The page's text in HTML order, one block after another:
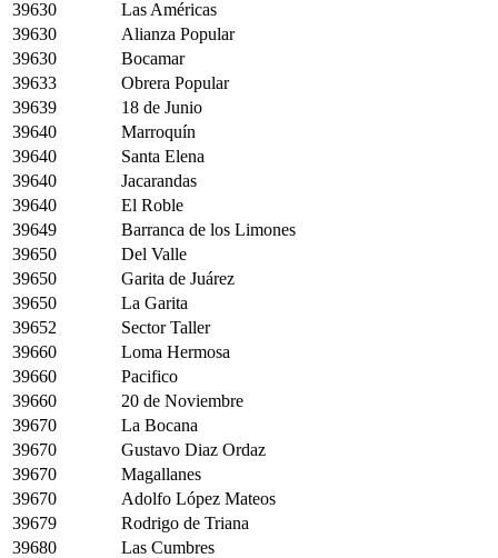
39630
Las Américas
39630
Alianza Popular
39630
Bocamar
39633
Obrera Popular
39639
18 de Junio
39640
Marroquín
39640
Santa Elena
39640
Jacarandas
39640
El Roble
39649
Barranca de los Limones
39650
Del Valle
39650
Garita de Juárez
39650
La Garita
39652
Sector Taller
39660
Loma Hermosa
39660
Pacifico
39660
20 de Noviembre
39670
La Bocana
39670
Gustavo Diaz Ordaz
39670
Magallanes
39670
Adolfo López Mateos
39679
Rodrigo de Triana
39680
Las Cumbres